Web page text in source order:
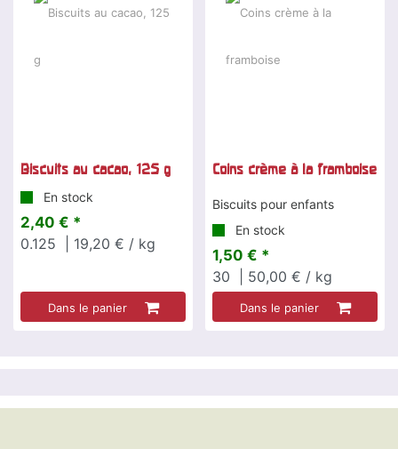
Biscuits au cacao, 125 g
En stock
2,40 € *
0.125
| 19,20 € / kg
Dans le panier
Coins crème à la framboise
Biscuits pour enfants
En stock
1,50 € *
30
| 50,00 € / kg
Dans le panier